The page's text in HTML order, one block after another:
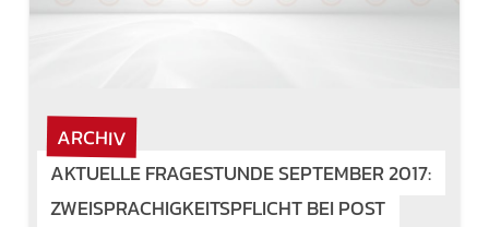
ARCHIV
AKTUELLE FRAGESTUNDE SEPTEMBER 2017:
ZWEISPRACHIGKEITSPFLICHT BEI POST